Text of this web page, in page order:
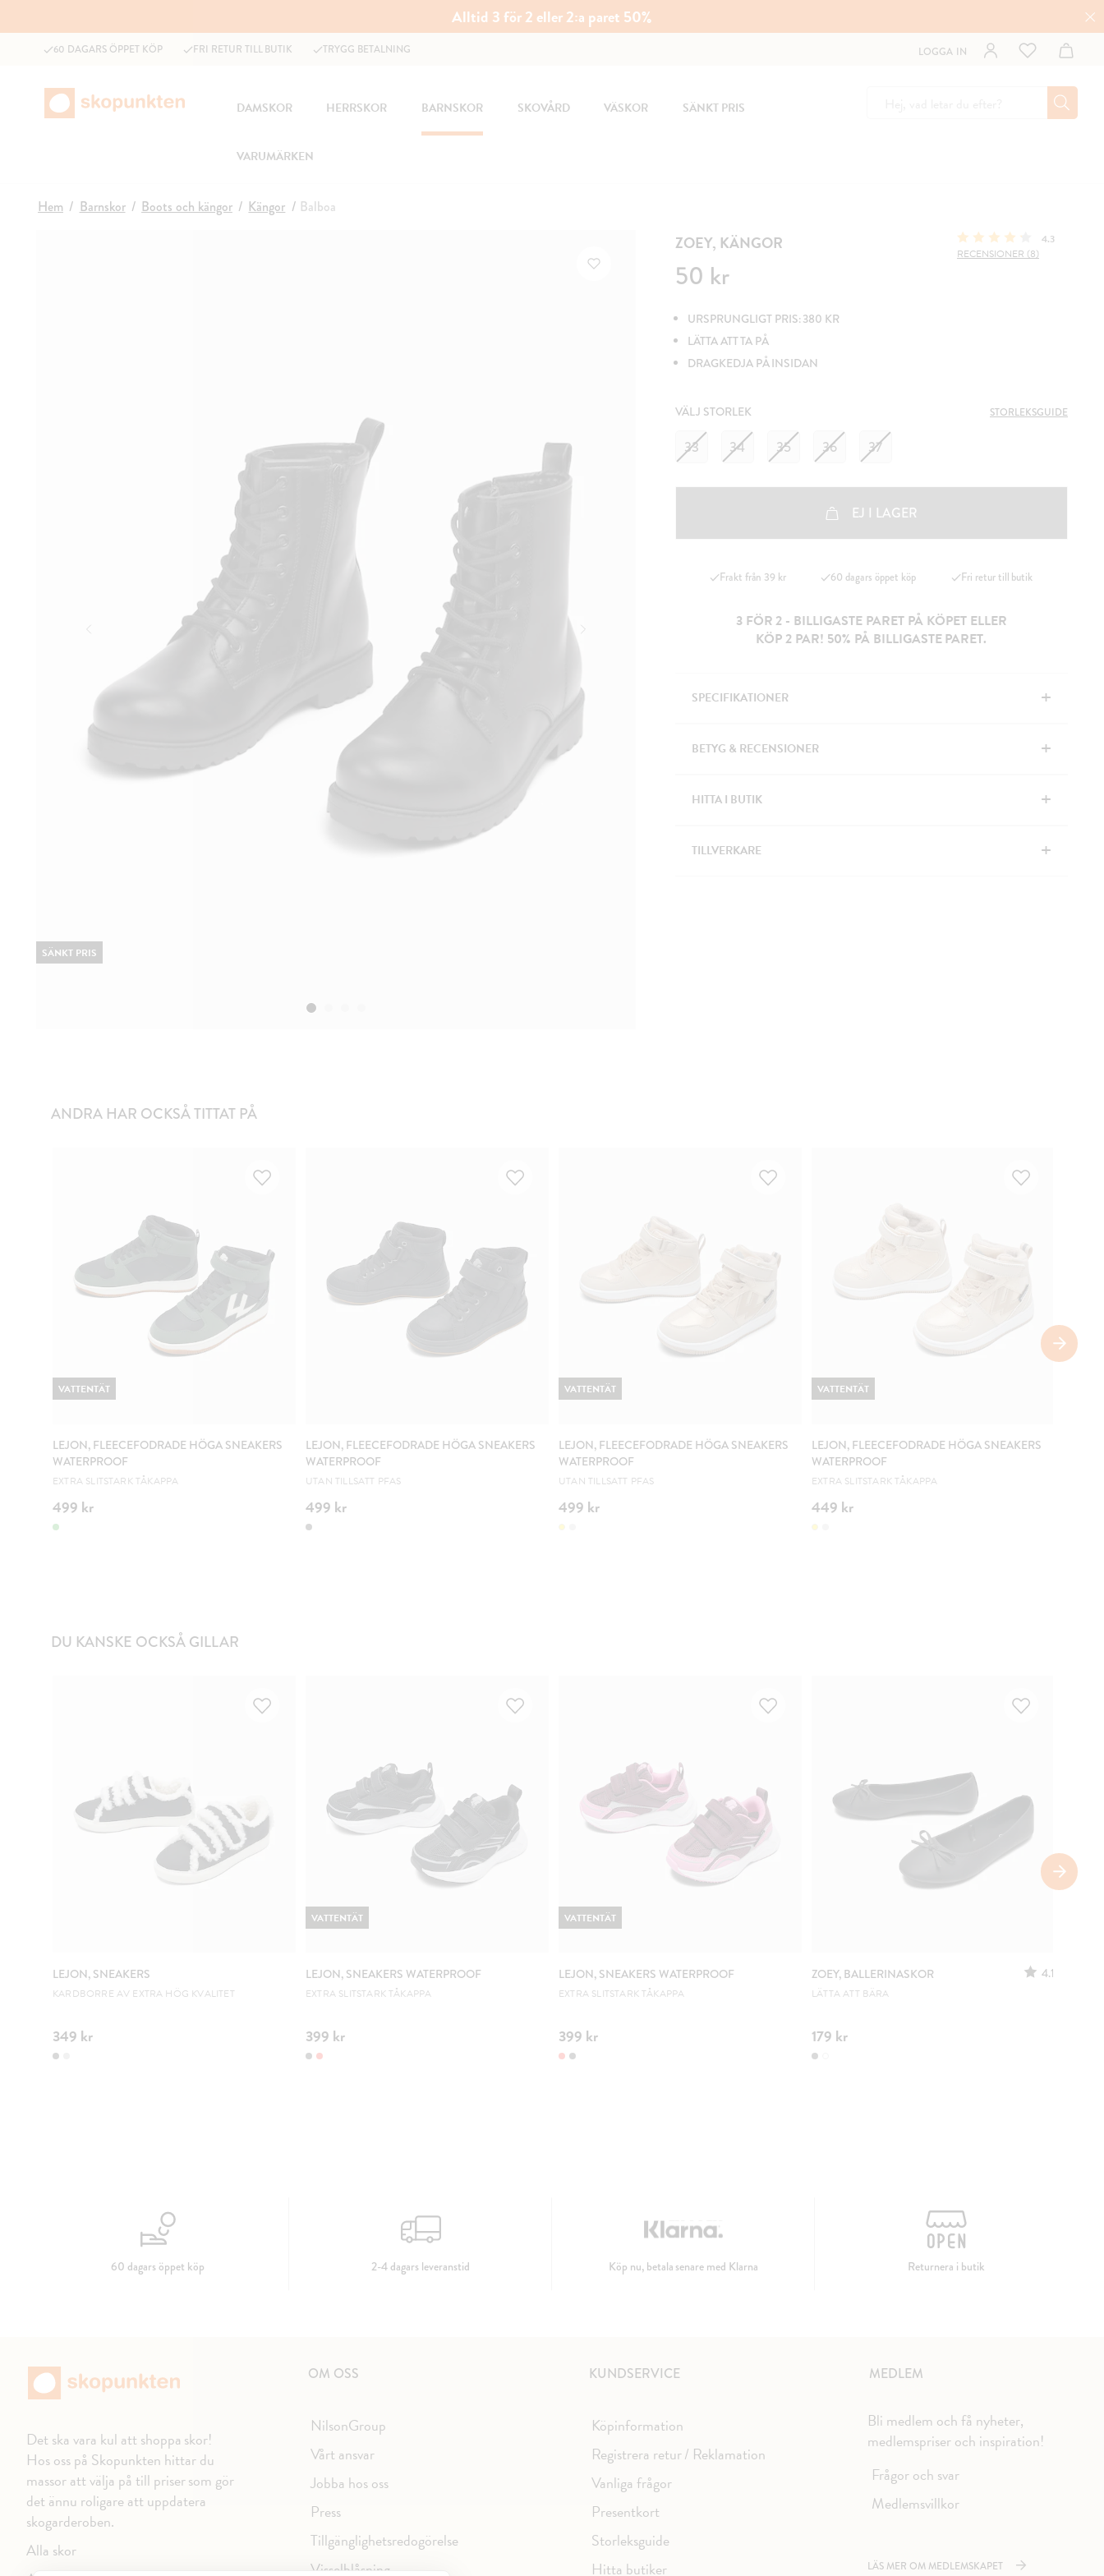
Alltid 3 för 2 eller 2:a paret 50%
60 DAGARS ÖPPET KÖP FRI RETUR TILL BUTIK TRYGG BETALNING LOGGA IN
DAMSKOR HERRSKOR BARNSKOR SKOVÅRD VÄSKOR SÄNKT PRIS
VARUMÄRKEN
Hem Barnskor Boots och kängor Kängor Balboa
SÄNKT PRIS
ZOEY, KÄNGOR
Pris:50 kr
50 kr
4.3
RECENSIONER (8)
URSPRUNGLIGT PRIS: 380 KR
LÄTTA ATT TA PÅ
DRAGKEDJA PÅ INSIDAN
VÄLJ STORLEK STORLEKSGUIDE
33 34 35 36 37
EJ I LAGER
Frakt från 39 kr 60 dagars öppet köp Fri retur till butik
3 FÖR 2 - BILLIGASTE PARET PÅ KÖPET ELLER
KÖP 2 PAR! 50% PÅ BILLIGASTE PARET.
SPECIFIKATIONER +
BETYG & RECENSIONER +
HITTA I BUTIK +
TILLVERKARE +
ANDRA HAR OCKSÅ TITTAT PÅ
LEJON, FLEECEFODRADE HÖGA SNEAKERS
WATERPROOF
EXTRA SLITSTARK TÅKAPPA
499 kr
VATTENTÄT
LEJON, FLEECEFODRADE HÖGA SNEAKERS
WATERPROOF
UTAN TILLSATT PFAS
499 kr
LEJON, FLEECEFODRADE HÖGA SNEAKERS
WATERPROOF
UTAN TILLSATT PFAS
499 kr
VATTENTÄT
LEJON, FLEECEFODRADE HÖGA SNEAKERS
WATERPROOF
EXTRA SLITSTARK TÅKAPPA
449 kr
VATTENTÄT
DU KANSKE OCKSÅ GILLAR
LEJON, SNEAKERS
KARDBORRE AV EXTRA HÖG KVALITET
349 kr
LEJON, SNEAKERS WATERPROOF
EXTRA SLITSTARK TÅKAPPA
399 kr
VATTENTÄT
LEJON, SNEAKERS WATERPROOF
EXTRA SLITSTARK TÅKAPPA
399 kr
VATTENTÄT
ZOEY, BALLERINASKOR 4.1
LÄTTA ATT BÄRA
179 kr
60 dagars öppet köp 2-4 dagars leveranstid Köp nu, betala senare med Klarna Returnera i butik
Det ska vara kul att shoppa skor!
Hos oss på Skopunkten hittar du
massor att välja på till priser som gör
det ännu roligare att uppdatera
skogarderoben.
Alla skor
OM OSS
NilsonGroup
Vårt ansvar
Jobba hos oss
Press
Tillgänglighetsredogörelse
Visselblåsning
KUNDSERVICE
Köpinformation
Registrera retur / Reklamation
Vanliga frågor
Presentkort
Storleksguide
Hitta butiker
MEDLEM
Bli medlem och få nyheter,
medlemspriser och inspiration!
Frågor och svar
Medlemsvillkor
LÄS MER OM MEDLEMSKAPET